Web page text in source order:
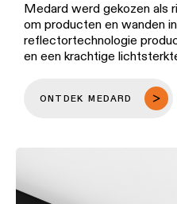
Medard werd gekozen als
om producten en wanden
reflectortechnologie
en een krachtige
ONTDEK MEDARD